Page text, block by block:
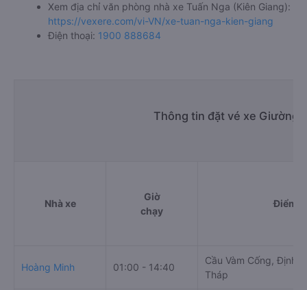
Xem địa chỉ văn phòng nhà xe Tuấn Nga (Kiên Giang):
https://vexere.com/vi-VN/xe-tuan-nga-kien-giang
Điện thoại: 1900 888684
Thông tin đặt vé xe Giường
Nhà xe
Giờ
chạy
Điểm
Hoàng Minh 01:00 - 14:40
Cầu Vàm Cống, Định
Tháp